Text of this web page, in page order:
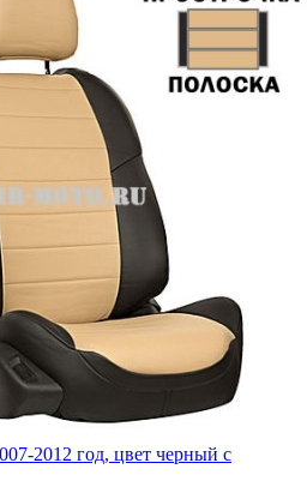
2012 год, цвет черный с